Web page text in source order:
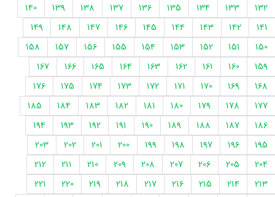
132
133
134
135
136
137
138
139
140
141
142
143
144
145
146
147
148
149
150
151
152
153
154
155
156
157
158
159
160
161
162
163
164
165
166
167
168
169
170
171
172
173
174
175
176
177
178
179
180
181
182
183
184
185
186
187
188
189
190
191
192
193
194
195
196
197
198
199
200
201
202
203
204
205
206
207
208
209
210
211
212
213
214
215
216
217
218
219
220
221